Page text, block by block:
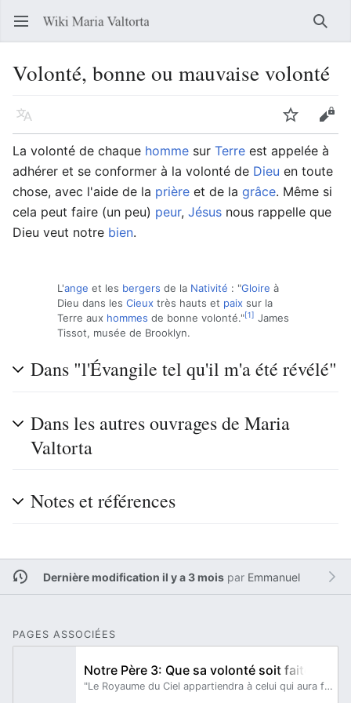
Ouvrir le menu principal
Volonté, bonne ou mauvaise volonté
Langue Suivre
La volonté de chaque homme sur Terre est appelée à
adhérer et se conformer à la volonté de Dieu en toute
chose, avec l'aide de la prière et de la grâce. Même si
cela peut faire (un peu) peur, Jésus nous rappelle que
Dieu veut notre bien.
L'ange et les bergers de la Nativité : "Gloire à
Dieu dans les Cieux très hauts et paix sur la
Terre aux hommes de bonne volonté."[1] James
Tissot, musée de Brooklyn.
Dans "l'Évangile tel qu'il m'a été révélé"
Dans les autres ouvrages de Maria
Valtorta
Notes et références
Dernière modification il y a 3 moispar Emmanuel
PAGES ASSOCIÉES
Notre Père 3: Que sa volonté soit faite
"Le Royaume du Ciel appartiendra à celui qui aura fait la volonté du Père, non à celui qui aura accumulé paroles sur paroles, pour ensuite se révolter contre le vouloir du Père, contredisant ainsi les paroles mentionnées plus haut.